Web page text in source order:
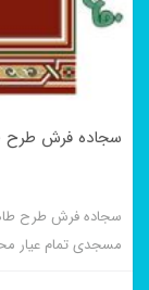
سجاده فرش طرح
سجاده فرش طرح
مسجدی تمام عیار